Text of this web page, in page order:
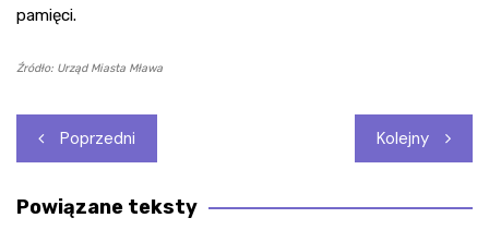
pamięci.
Źródło: Urząd Miasta Mława
Nawigacja
wpisu
Poprzedni Kolejny
Powiązane teksty